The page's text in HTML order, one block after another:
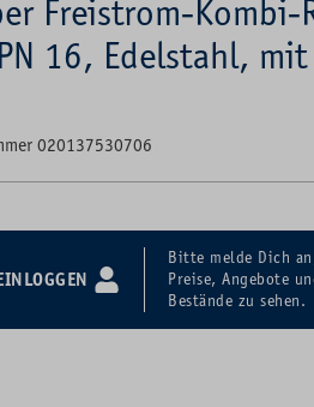
Freistrom-
16, Edelstahl,
020137530706
Bitte melde Dich
Preise, Angebote
Bestände zu sehen.